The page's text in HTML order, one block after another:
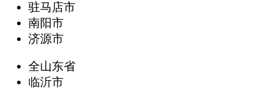
驻马店市
南阳市
济源市
全山东省
临沂市